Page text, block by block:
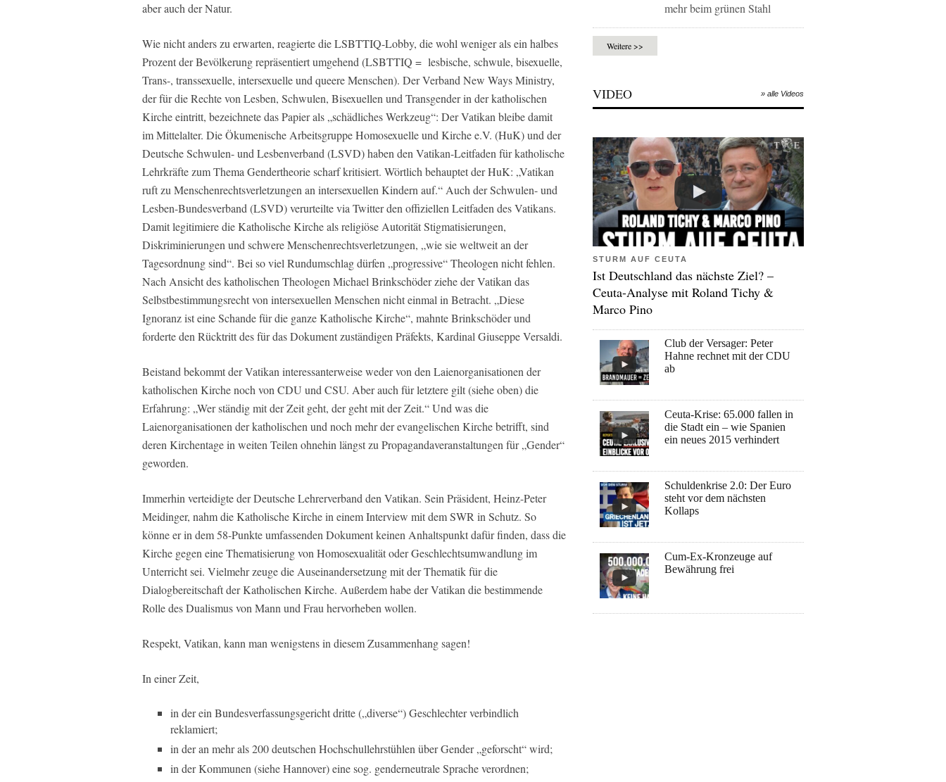
aber auch der Natur.
Wie nicht anders zu erwarten, reagierte die LSBTTIQ-Lobby, die wohl weniger als ein halbes
Prozent der Bevölkerung repräsentiert umgehend (LSBTTIQ = lesbische, schwule, bisexuelle,
Trans-, transsexuelle, intersexuelle und queere Menschen). Der Verband New Ways Ministry,
der für die Rechte von Lesben, Schwulen, Bisexuellen und Transgender in der katholischen
Kirche eintritt, bezeichnete das Papier als „schädliches Werkzeug“: Der Vatikan bleibe damit
im Mittelalter. Die Ökumenische Arbeitsgruppe Homosexuelle und Kirche e.V. (HuK) und der
Deutsche Schwulen- und Lesbenverband (LSVD) haben den Vatikan-Leitfaden für katholische
Lehrkräfte zum Thema Gendertheorie scharf kritisiert. Wörtlich behauptet der HuK: „Vatikan
ruft zu Menschenrechtsverletzungen an intersexuellen Kindern auf.“ Auch der Schwulen- und
Lesben-Bundesverband (LSVD) verurteilte via Twitter den offiziellen Leitfaden des Vatikans.
Damit legitimiere die Katholische Kirche als religiöse Autorität Stigmatisierungen,
Diskriminierungen und schwere Menschenrechtsverletzungen, „wie sie weltweit an der
Tagesordnung sind“. Bei so viel Rundumschlag dürfen „progressive“ Theologen nicht fehlen.
Nach Ansicht des katholischen Theologen Michael Brinkschöder ziehe der Vatikan das
Selbstbestimmungsrecht von intersexuellen Menschen nicht einmal in Betracht. „Diese
Ignoranz ist eine Schande für die ganze Katholische Kirche“, mahnte Brinkschöder und
forderte den Rücktritt des für das Dokument zuständigen Präfekts, Kardinal Giuseppe Versaldi.
Beistand bekommt der Vatikan interessanterweise weder von den Laienorganisationen der
katholischen Kirche noch von CDU und CSU. Aber auch für letztere gilt (siehe oben) die
Erfahrung: „Wer ständig mit der Zeit geht, der geht mit der Zeit.“ Und was die
Laienorganisationen der katholischen und noch mehr der evangelischen Kirche betrifft, sind
deren Kirchentage in weiten Teilen ohnehin längst zu Propagandaveranstaltungen für „Gender“
geworden.
Immerhin verteidigte der Deutsche Lehrerverband den Vatikan. Sein Präsident, Heinz-Peter
Meidinger, nahm die Katholische Kirche in einem Interview mit dem SWR in Schutz. So
könne er in dem 58-Punkte umfassenden Dokument keinen Anhaltspunkt dafür finden, dass die
Kirche gegen eine Thematisierung von Homosexualität oder Geschlechtsumwandlung im
Unterricht sei. Vielmehr zeuge die Auseinandersetzung mit der Thematik für die
Dialogbereitschaft der Katholischen Kirche. Außerdem habe der Vatikan die bestimmende
Rolle des Dualismus von Mann und Frau hervorheben wollen.
Respekt, Vatikan, kann man wenigstens in diesem Zusammenhang sagen!
In einer Zeit,
in der ein Bundesverfassungsgericht dritte („diverse“) Geschlechter verbindlich
reklamiert;
in der an mehr als 200 deutschen Hochschullehrstühlen über Gender „geforscht“ wird;
in der Kommunen (siehe Hannover) eine sog. genderneutrale Sprache verordnen;
mehr beim grünen Stahl
Weitere >>
VIDEO » alle Videos
STURM AUF CEUTA
Ist Deutschland das nächste Ziel? –
Ceuta-Analyse mit Roland Tichy &
Marco Pino
Club der Versager: Peter
Hahne rechnet mit der CDU
ab
Ceuta-Krise: 65.000 fallen in
die Stadt ein – wie Spanien
ein neues 2015 verhindert
Schuldenkrise 2.0: Der Euro
steht vor dem nächsten
Kollaps
Cum-Ex-Kronzeuge auf
Bewährung frei